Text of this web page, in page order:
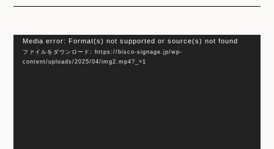
Media error: Format(s) not supported or source(s) not found
ファイルをダウンロード: https://bisco-signage.jp/wp-
content/uploads/2025/04/img2.mp4?_=1